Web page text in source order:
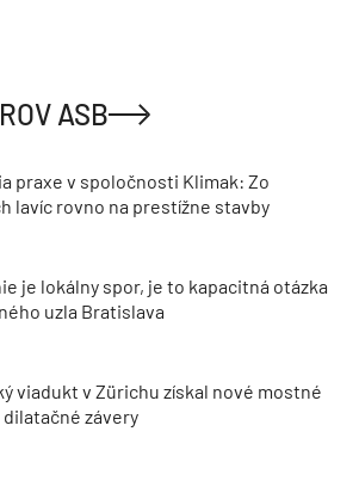
ASB
praxe v spoločnosti Klimak: Zo
lavíc rovno na prestížne stavby
je lokálny spor, je to kapacitná otázka
uzla Bratislava
viadukt v Zürichu získal nové mostné
dilatačné závery